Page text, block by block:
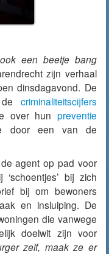
een beetje bang
zijn verhaal
dinsdagavond. De
criminaliteitscijfers
over hun preventie
door een van de
agent op pad voor
bij zich
bij om bewoners
en insluiping. De
die vanwege
doelwit zijn voor
zelf, maak ze er